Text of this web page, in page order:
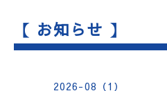
【 お知らせ 】
2026-08（1）